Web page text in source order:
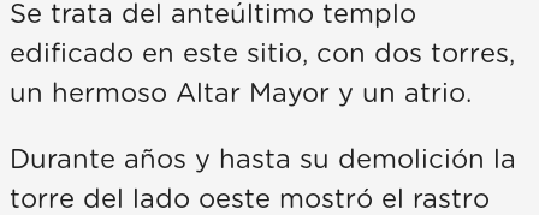
Se trata del anteúltimo templo
edificado en este sitio, con dos torres,
un hermoso Altar Mayor y un atrio.
Durante años y hasta su demolición la
torre del lado oeste mostró el rastro